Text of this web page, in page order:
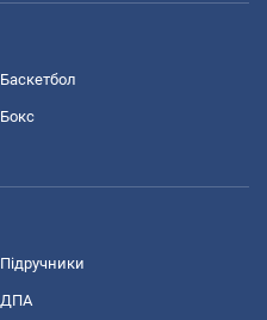
Баскетбол
Бокс
Підручники
ДПА